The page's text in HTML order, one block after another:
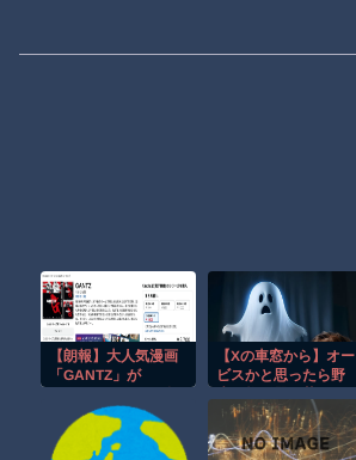
【朗報】大人気漫画
「GANTZ」が
巻100円ｗｗｗｗｗ
ｗ
【Xの車窓から】オー
ビスかと思ったら野
か